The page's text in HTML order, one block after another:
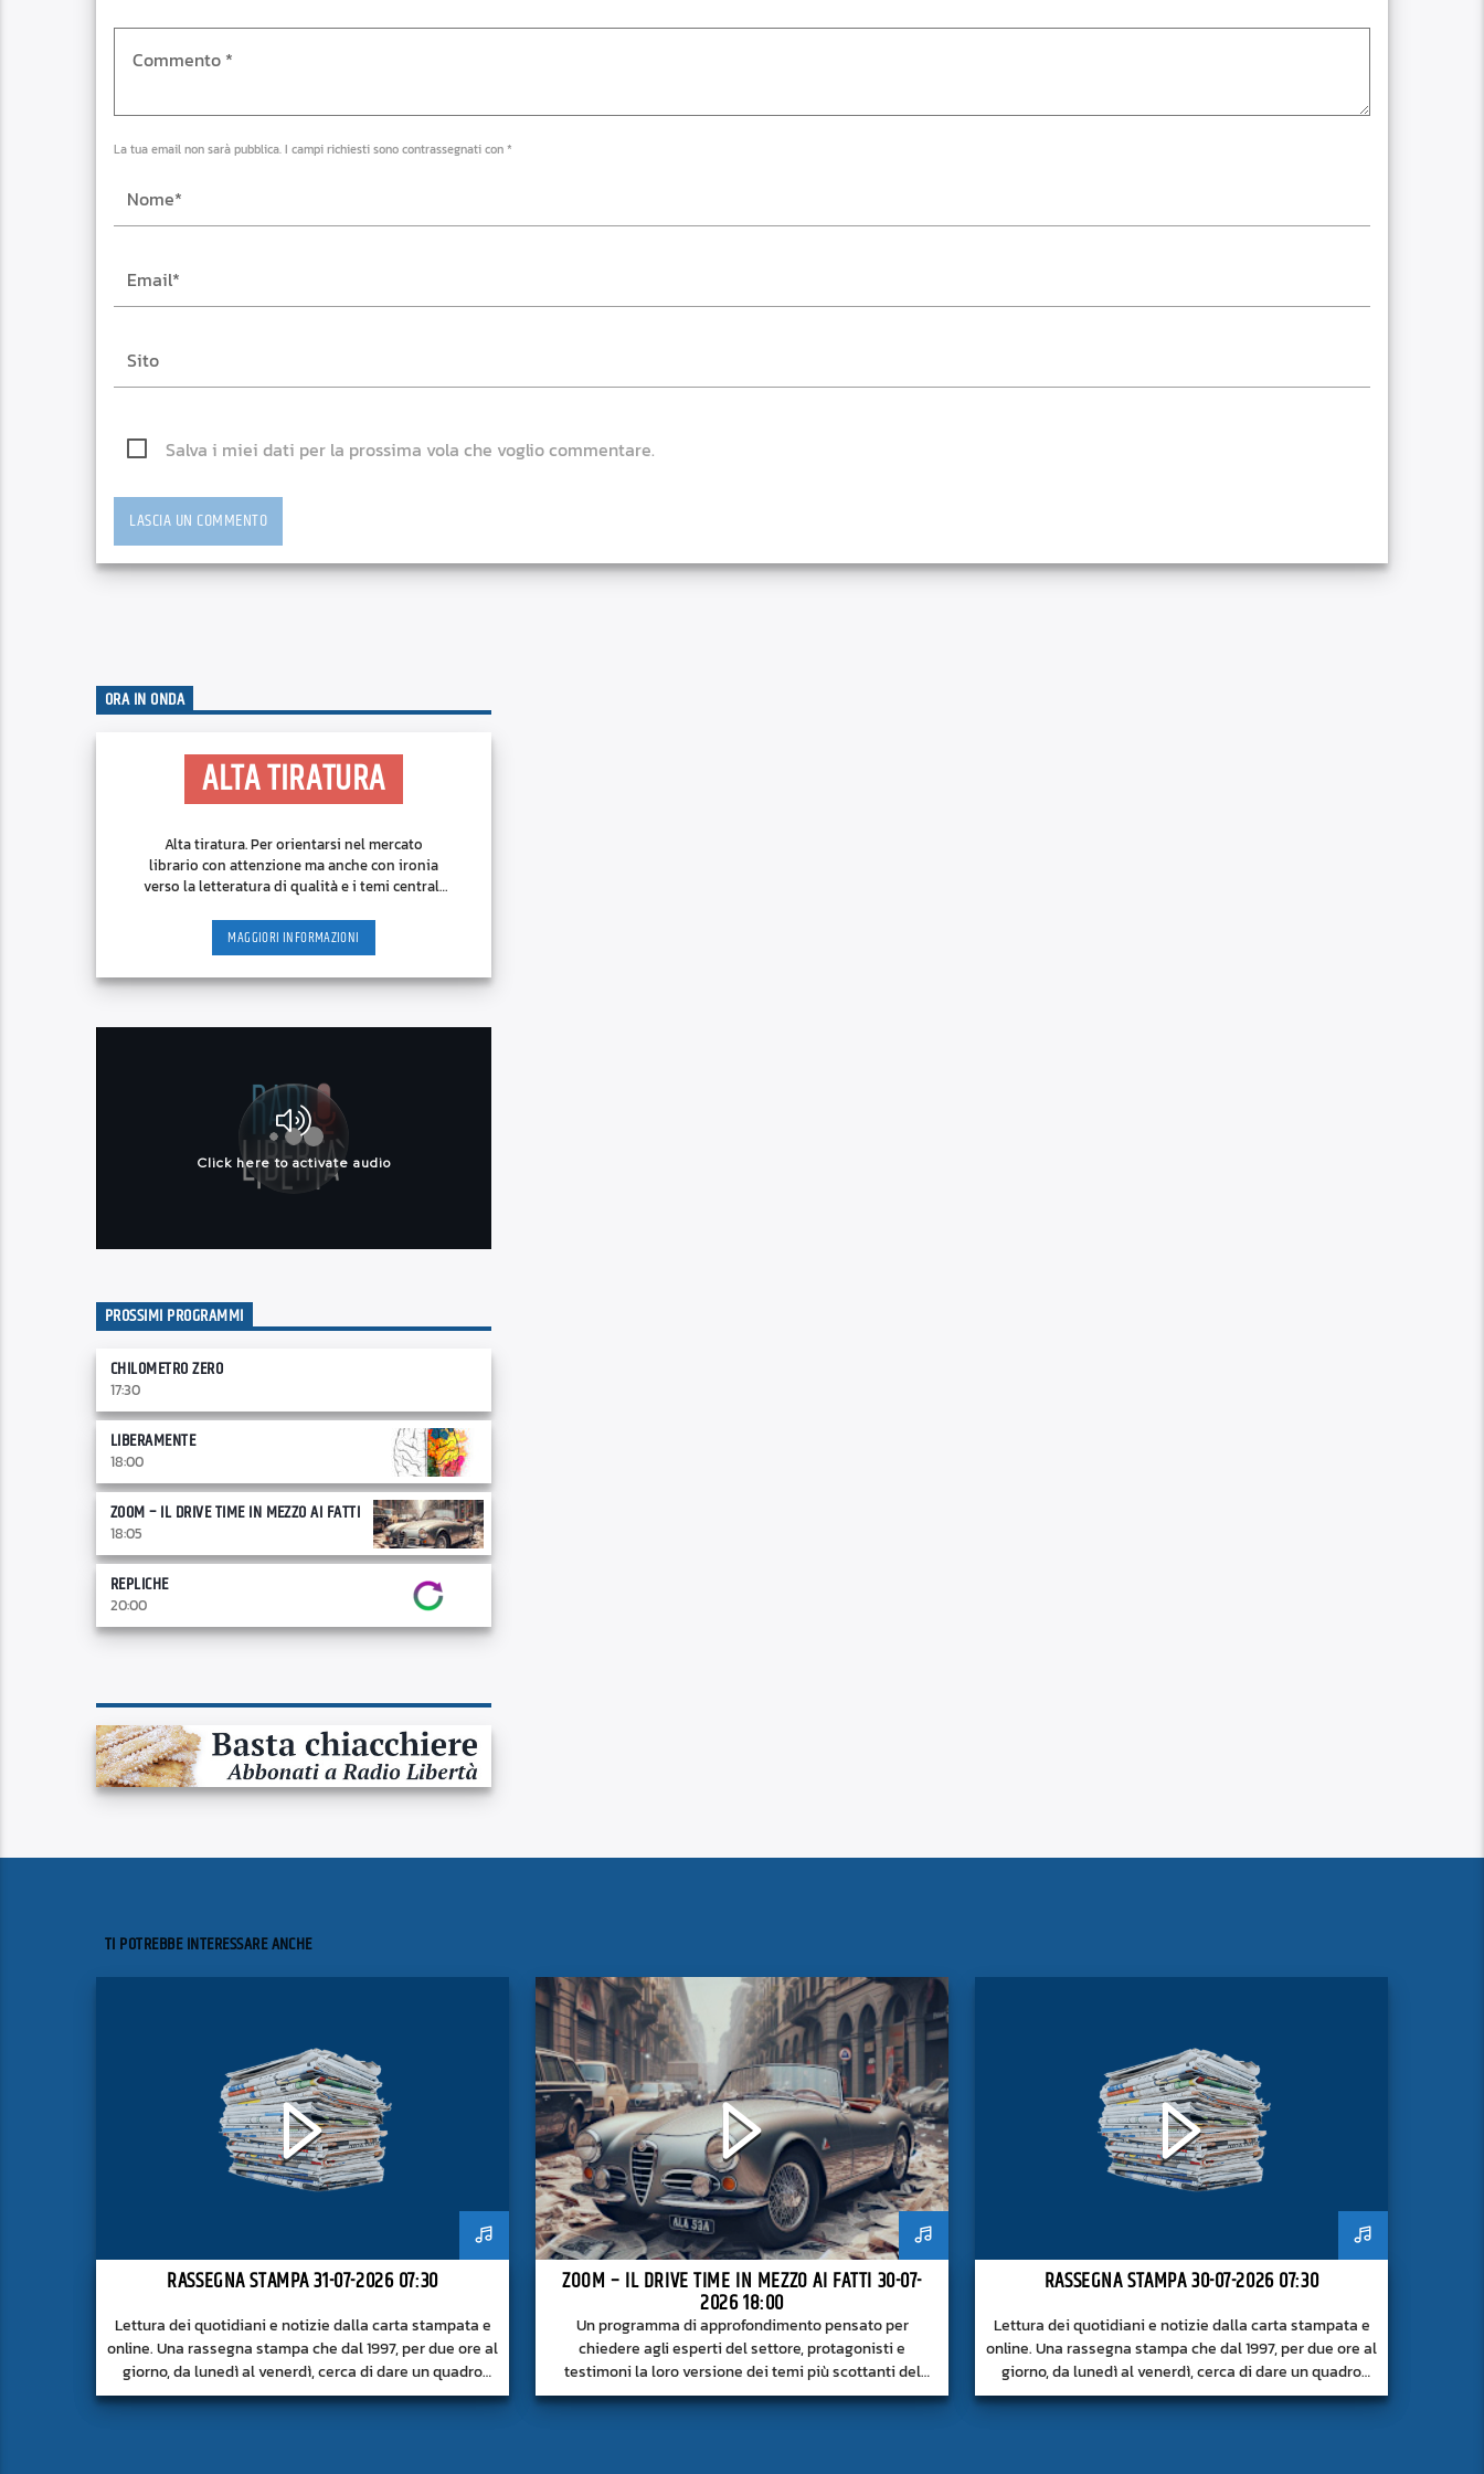
La tua email non sarà pubblica. I campi richiesti sono contrassegnati con *
Salva i miei dati per la prossima vola che voglio commentare.
ORA IN ONDA
ALTA TIRATURA
Alta tiratura. Per orientarsi nel mercato
librario con attenzione ma anche con ironia
verso la letteratura di qualità e i temi centrali
MAGGIORI INFORMAZIONI
PROSSIMI PROGRAMMI
CHILOMETRO ZERO
17:30
LIBERAMENTE
18:00
ZOOM – IL DRIVE TIME IN MEZZO AI FATTI
18:05
REPLICHE
20:00
TI POTREBBE INTERESSARE ANCHE
RASSEGNA STAMPA 31-07-2026 07:30
Lettura dei quotidiani e notizie dalla carta stampata e
online. Una rassegna stampa che dal 1997, per due ore al
giorno, da lunedì al venerdì, cerca di dare un quadro
approfondito delle notizie del giorno, senza fermarsi
ZOOM – IL DRIVE TIME IN MEZZO AI FATTI 30-07-
2026 18:00
Un programma di approfondimento pensato per
chiedere agli esperti del settore, protagonisti e
testimoni la loro versione dei temi più scottanti del
momento.
RASSEGNA STAMPA 30-07-2026 07:30
Lettura dei quotidiani e notizie dalla carta stampata e
online. Una rassegna stampa che dal 1997, per due ore al
giorno, da lunedì al venerdì, cerca di dare un quadro
approfondito delle notizie del giorno, senza fermarsi